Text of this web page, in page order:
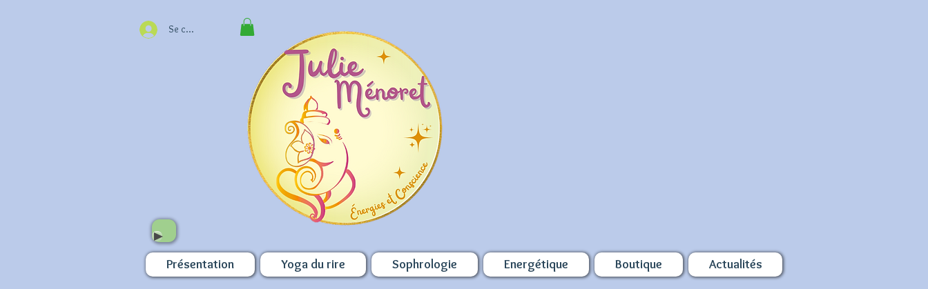
Présentation Yoga du rire Sophrologie Energétique Boutique Actualités
Se connecter